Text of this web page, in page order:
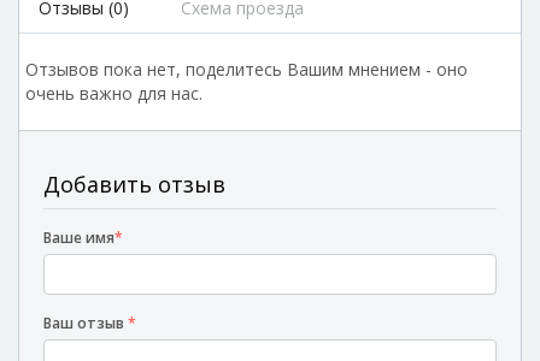
Отзывы (0) Схема проезда
Отзывов пока нет, поделитесь Вашим мнением - оно
очень важно для нас.
Добавить отзыв
Ваше имя*
Ваш отзыв *